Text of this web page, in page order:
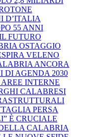
D’ITALIA
55 ANNI
FUTURO
OSTAGGIO
VELENO
ANCORA
AGENDA 2030
INTERNE
CALABRESI
PERSA
È CRUCIALE
CALABRIA